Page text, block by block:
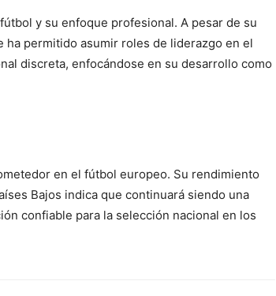
y su enfoque profesional. A pesar de su
ha permitido asumir roles de liderazgo en el
discreta, enfocándose en su desarrollo como
en el fútbol europeo. Su rendimiento
Bajos indica que continuará siendo una
confiable para la selección nacional en los